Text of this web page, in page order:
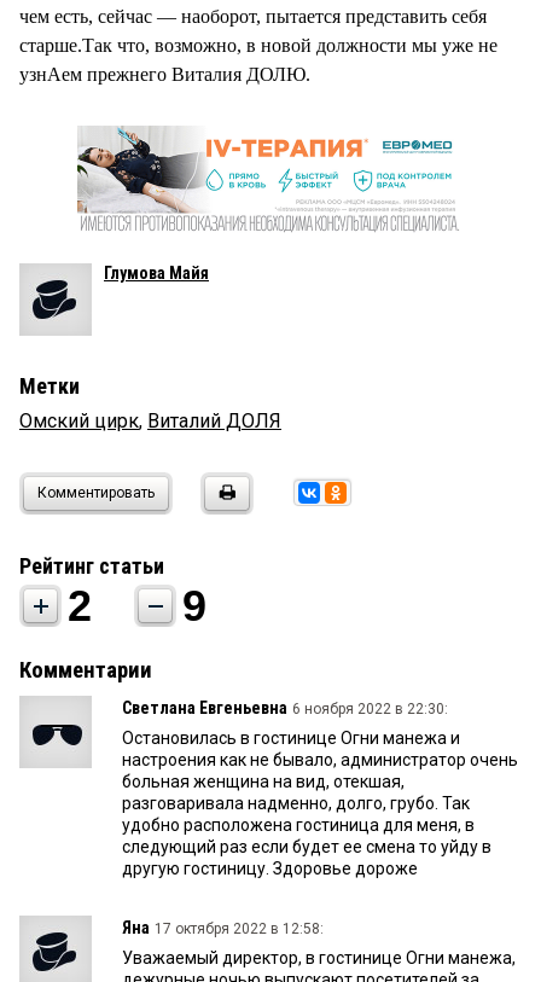
чем есть, сейчас — наоборот, пытается представить себя
старше.Так что, возможно, в новой должности мы уже не
узнАем прежнего Виталия ДОЛЮ.
Глумова Майя
Метки
Омский цирк, Виталий ДОЛЯ
Комментировать
Рейтинг статьи
2 9
Комментарии
Светлана Евгеньевна 6 ноября 2022 в 22:30:
Остановилась в гостинице Огни манежа и
настроения как не бывало, администратор очень
больная женщина на вид, отекшая,
разговаривала надменно, долго, грубо. Так
удобно расположена гостиница для меня, в
следующий раз если будет ее смена то уйду в
другую гостиницу. Здоровье дороже
Яна 17 октября 2022 в 12:58:
Уважаемый директор, в гостинице Огни манежа,